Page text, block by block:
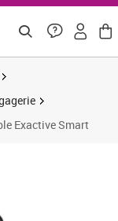
Exactive Smart